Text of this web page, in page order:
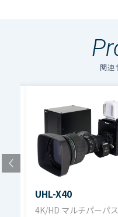
標準ケ
感度
F11/2
最低被
変調度 40%以
関連
UHL-X40
4K/HD マルチパーパ